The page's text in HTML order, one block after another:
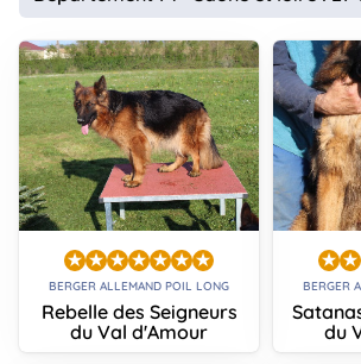
BERGER ALLEMAND POIL LONG
Rebelle des Seigneurs
du Val d'Amour
BERGER
du